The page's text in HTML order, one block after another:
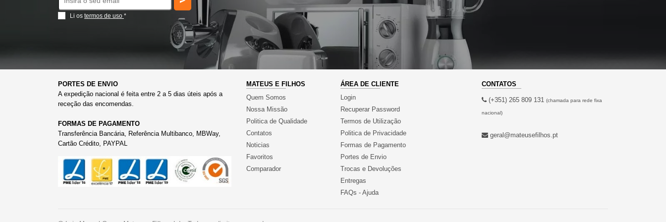
Li os termos de uso *
PORTES DE ENVIO
A expedição nacional é feita entre 2 a 5 dias úteis após a
receção das encomendas.
FORMAS DE PAGAMENTO
Transferência Bancária, Referência Multibanco, MBWay,
Cartão Crédito, PAYPAL
MATEUS E FILHOS
Quem Somos
Nossa Missão
Politica de Qualidade
Contatos
Noticias
Favoritos
Comparador
ÁREA DE CLIENTE
Login
Recuperar Password
Termos de Utilização
Politica de Privacidade
Formas de Pagamento
Portes de Envio
Trocas e Devoluções
Entregas
FAQs - Ajuda
CONTATOS
(+351) 265 809 131 (chamada para rede fixa
nacional)
geral@mateusefilhos.pt